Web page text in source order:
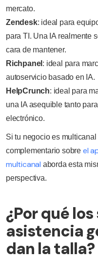
mercato.
Zendesk: ideal para
para TI. Una IA realmente
cara de mantener.
Richpanel : ideal para
autoservicio basado en IA.
HelpCrunch: ideal para
una IA asequible tanto
electrónico.
Si tu negocio es
complementario sobre el
multicanal aborda esta
perspectiva.
¿Por qué
asistencia
dan la talla?